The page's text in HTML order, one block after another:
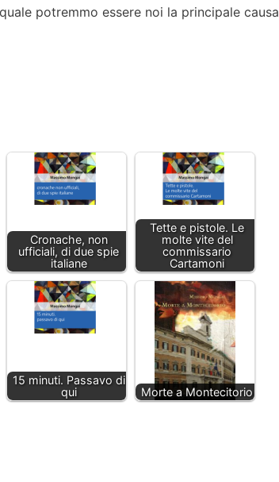
potremmo essere noi la principale causa
Cronache, non
ufficiali, di due spie
italiane
Tette e pistole. Le
molte vite del
commissario
Cartamoni
15 minuti. Passavo di
qui
Morte a Montecitorio